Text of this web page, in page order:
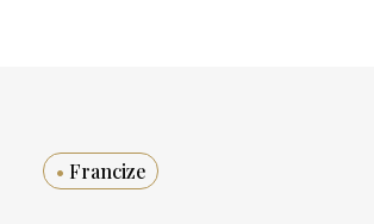
• Francize